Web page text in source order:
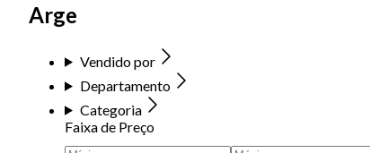
Arge
Vendido por
Departamento
Categoria
Faixa de Preço